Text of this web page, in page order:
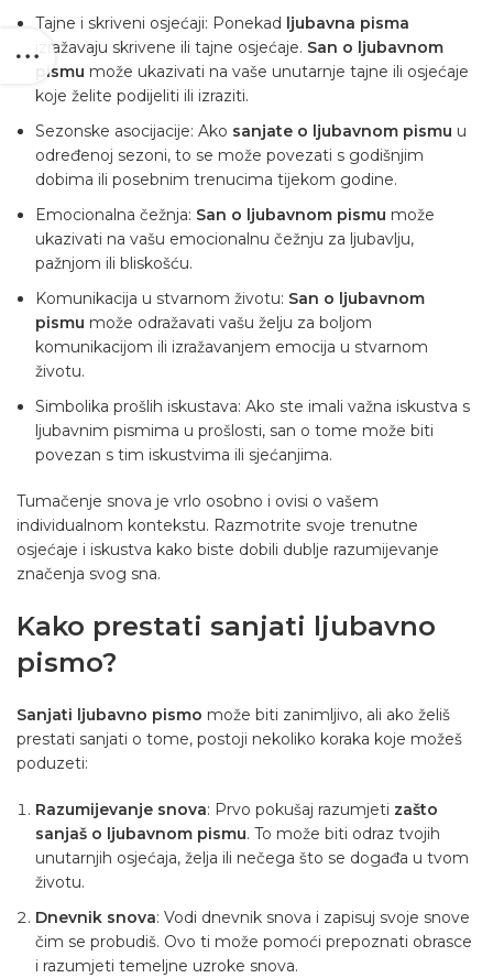
Tajne i skriveni osjećaji: Ponekad ljubavna pisma
izražavaju skrivene ili tajne osjećaje. San o ljubavnom
pismu može ukazivati ​​na vaše unutarnje tajne ili osjećaje
koje želite podijeliti ili izraziti.
Sezonske asocijacije: Ako sanjate o ljubavnom pismu u
određenoj sezoni, to se može povezati s godišnjim
dobima ili posebnim trenucima tijekom godine.
Emocionalna čežnja: San o ljubavnom pismu može
ukazivati ​​na vašu emocionalnu čežnju za ljubavlju,
pažnjom ili bliskošću.
Komunikacija u stvarnom životu: San o ljubavnom
pismu može odražavati vašu želju za boljom
komunikacijom ili izražavanjem emocija u stvarnom
životu.
Simbolika prošlih iskustava: Ako ste imali važna iskustva s
ljubavnim pismima u prošlosti, san o tome može biti
povezan s tim iskustvima ili sjećanjima.
Tumačenje snova je vrlo osobno i ovisi o vašem
individualnom kontekstu. Razmotrite svoje trenutne
osjećaje i iskustva kako biste dobili dublje razumijevanje
značenja svog sna.
Kako prestati sanjati ljubavno
pismo?
Sanjati ljubavno pismo može biti zanimljivo, ali ako želiš
prestati sanjati o tome, postoji nekoliko koraka koje možeš
poduzeti:
Razumijevanje snova: Prvo pokušaj razumjeti zašto
sanjaš o ljubavnom pismu. To može biti odraz tvojih
unutarnjih osjećaja, želja ili nečega što se događa u tvom
životu.
Dnevnik snova: Vodi dnevnik snova i zapisuj svoje snove
čim se probudiš. Ovo ti može pomoći prepoznati obrasce
i razumjeti temeljne uzroke snova.